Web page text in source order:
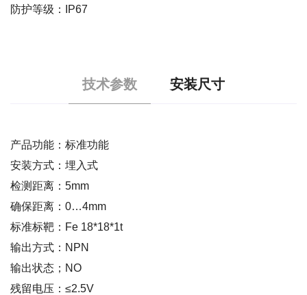
防护等级：IP67
技术参数 安装尺寸
产品功能：标准功能
安装方式：埋入式
检测距离：5mm
确保距离：0…4mm
标准标靶：Fe 18*18*1t
输出方式：NPN
输出状态；NO
残留电压：≤2.5V